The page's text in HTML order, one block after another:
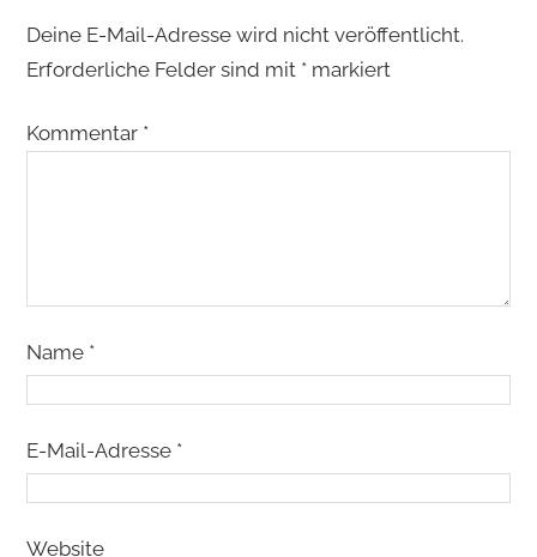
Deine E-Mail-Adresse wird nicht veröffentlicht.
Erforderliche Felder sind mit *markiert
Kommentar *
Name *
E-Mail-Adresse *
Website